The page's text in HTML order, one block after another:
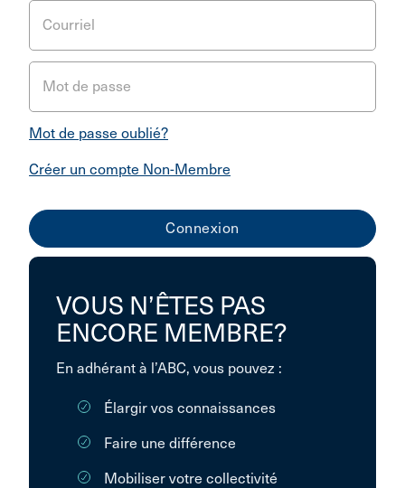
Courriel
Mot de passe
Mot de passe oublié?
Créer un compte Non-Membre
VOUS N’ÊTES PAS
ENCORE MEMBRE?
En adhérant à l’ABC, vous pouvez :
Élargir vos connaissances
Faire une différence
Mobiliser votre collectivité